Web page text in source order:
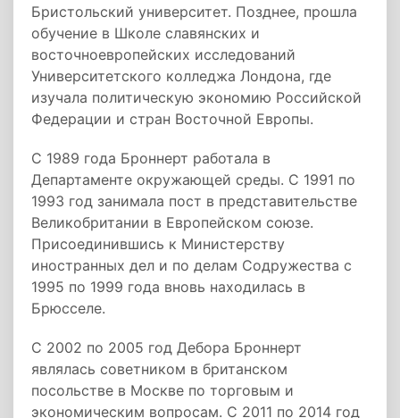
Бристольский университет. Позднее, прошла
обучение в Школе славянских и
восточноевропейских исследований
Университетского колледжа Лондона, где
изучала политическую экономию Российской
Федерации и стран Восточной Европы.
С 1989 года Броннерт работала в
Департаменте окружающей среды. С 1991 по
1993 год занимала пост в представительстве
Великобритании в Европейском союзе.
Присоединившись к Министерству
иностранных дел и по делам Содружества с
1995 по 1999 года вновь находилась в
Брюсселе.
С 2002 по 2005 год Дебора Броннерт
являлась советником в британском
посольстве в Москве по торговым и
экономическим вопросам. С 2011 по 2014 год